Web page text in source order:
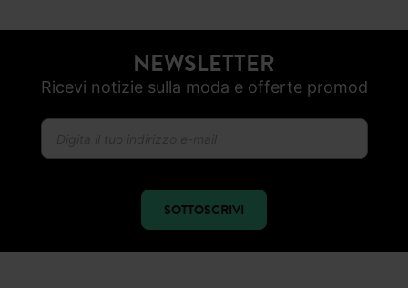
NEWSLETTER
Ricevi notizie sulla moda e offerte promod
SOTTOSCRIVI